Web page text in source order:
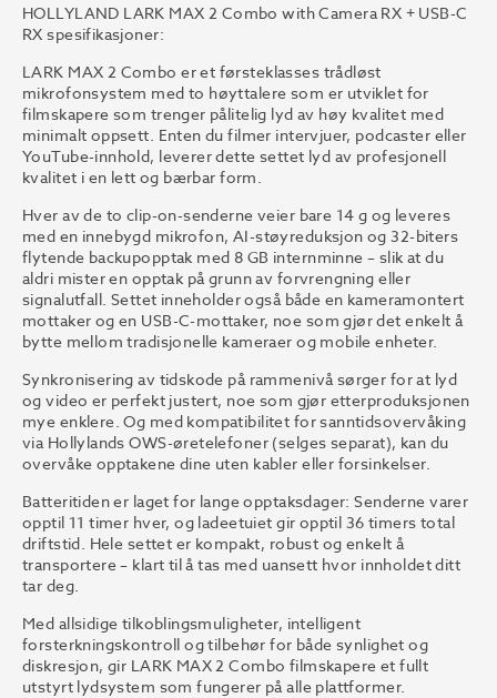
HOLLYLAND LARK MAX 2 Combo with Camera RX + USB-C
RX spesifikasjoner:
LARK MAX 2 Combo er et førsteklasses trådløst
mikrofonsystem med to høyttalere som er utviklet for
filmskapere som trenger pålitelig lyd av høy kvalitet med
minimalt oppsett. Enten du filmer intervjuer, podcaster eller
YouTube-innhold, leverer dette settet lyd av profesjonell
kvalitet i en lett og bærbar form.
Hver av de to clip-on-senderne veier bare 14 g og leveres
med en innebygd mikrofon, AI-støyreduksjon og 32-biters
flytende backupopptak med 8 GB internminne – slik at du
aldri mister en opptak på grunn av forvrengning eller
signalutfall. Settet inneholder også både en kameramontert
mottaker og en USB-C-mottaker, noe som gjør det enkelt å
bytte mellom tradisjonelle kameraer og mobile enheter.
Synkronisering av tidskode på rammenivå sørger for at lyd
og video er perfekt justert, noe som gjør etterproduksjonen
mye enklere. Og med kompatibilitet for sanntidsovervåking
via Hollylands OWS-øretelefoner (selges separat), kan du
overvåke opptakene dine uten kabler eller forsinkelser.
Batteritiden er laget for lange opptaksdager: Senderne varer
opptil 11 timer hver, og ladeetuiet gir opptil 36 timers total
driftstid. Hele settet er kompakt, robust og enkelt å
transportere – klart til å tas med uansett hvor innholdet ditt
tar deg.
Med allsidige tilkoblingsmuligheter, intelligent
forsterkningskontroll og tilbehør for både synlighet og
diskresjon, gir LARK MAX 2 Combo filmskapere et fullt
utstyrt lydsystem som fungerer på alle plattformer.